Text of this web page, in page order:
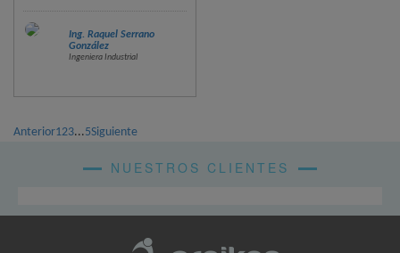
Ing. Raquel Serrano
González
Ingeniera Industrial
Anterior123...5Siguiente
NUESTROS CLIENTES